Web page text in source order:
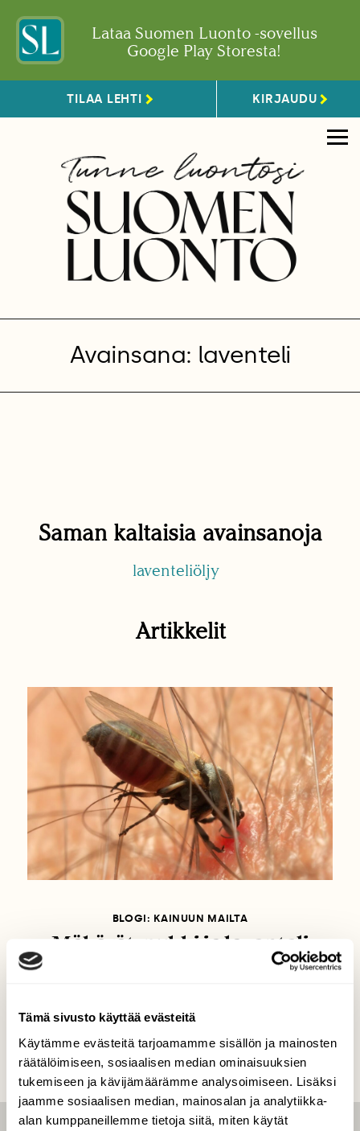
Tämä sivusto käyttää evästeitä
Käytämme evästeitä tarjoamamme sisällön ja mainosten
räätälöimiseen, sosiaalisen median ominaisuuksien
tukemiseen ja kävijämäärämme analysoimiseen. Lisäksi
jaamme sosiaalisen median, mainosalan ja analytiikka-
alan kumppaneillemme tietoja siitä, miten käytät
Lataa Suomen Luonto -sovellus
Google Play Storesta!
TILAA LEHTI KIRJAUDU
Avainsana: laventeli
Saman kaltaisia avainsanoja
laventeliöljy
Artikkelit
BLOGI: KAINUUN MAILTA
Mäkärät, pukki ja laventeli